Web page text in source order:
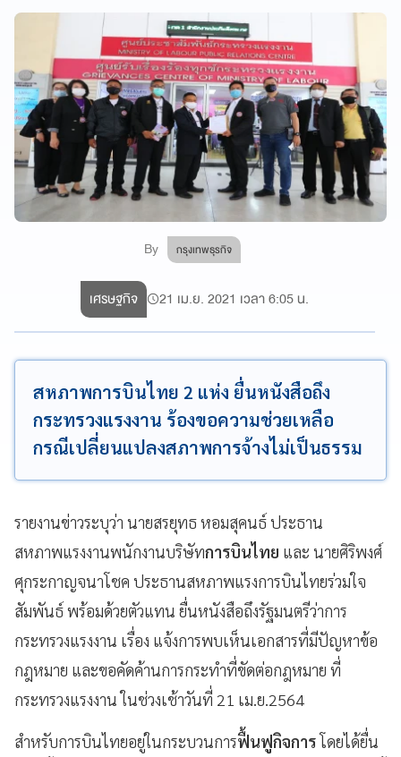
By กรุงเทพธุรกิจ
เศรษฐกิจ 21 เม.ย. 2021 เวลา 6:05 น.
สหภาพการบินไทย 2 แห่ง ยื่นหนังสือถึง
กระทรวงแรงงาน ร้องขอความช่วยเหลือ
กรณีเปลี่ยนแปลงสภาพการจ้างไม่เป็นธรรม
รายงานข่าวระบุว่า นายสรยุทธ หอมสุคนธ์ ประธาน
สหภาพแรงงานพนักงานบริษัทการบินไทย และ นายศิริพงศ์
ศุกระกาญจนาโชค ประธานสหภาพแรงการบินไทยร่วมใจ
สัมพันธ์ พร้อมด้วยตัวแทน ยื่นหนังสือถึงรัฐมนตรีว่าการ
กระทรวงแรงงาน เรื่อง แจ้งการพบเห็นเอกสารที่มีปัญหาข้อ
กฎหมาย และขอคัดค้านการกระทำที่ขัดต่อกฎหมาย ที่
กระทรวงแรงงาน ในช่วงเช้าวันที่ 21 เม.ย.2564
สำหรับการบินไทยอยู่ในกระบวนการฟื้นฟูกิจการโดยได้ยื่น